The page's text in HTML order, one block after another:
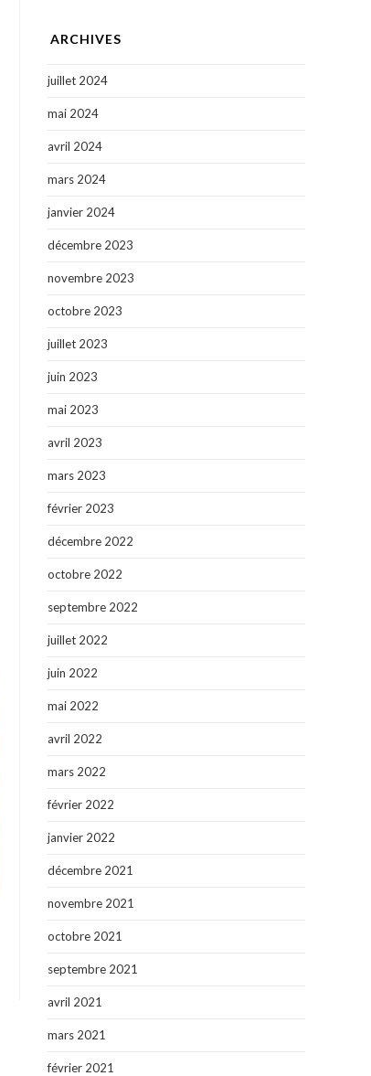
ARCHIVES
juillet 2024
mai 2024
avril 2024
mars 2024
janvier 2024
décembre 2023
novembre 2023
octobre 2023
juillet 2023
juin 2023
mai 2023
avril 2023
mars 2023
février 2023
décembre 2022
octobre 2022
septembre 2022
juillet 2022
juin 2022
mai 2022
avril 2022
mars 2022
février 2022
janvier 2022
décembre 2021
novembre 2021
octobre 2021
septembre 2021
avril 2021
mars 2021
février 2021